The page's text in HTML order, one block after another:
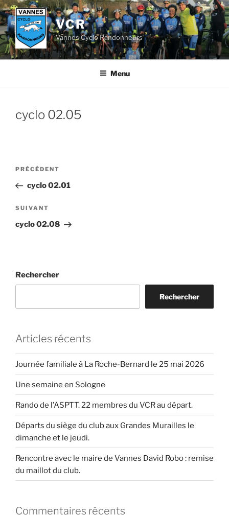
Aller
au
contenu
principal
VCR
Vannes Cyclo Randonneurs
Menu
cyclo 02.05
Navigation
l’article
Article
précédent
PRÉCÉDENT
cyclo 02.01
Article
suivant
SUIVANT
cyclo 02.08
Rechercher
Rechercher
Articles récents
Journée familiale à La Roche-Bernard le 25 mai 2026
Une semaine en Sologne
Rando de l’ASPTT. 22 membres du VCR au départ.
Départs du siège du club aux Grandes Murailles le
dimanche et le jeudi.
Rencontre avec le maire de Vannes David Robo : remise
du maillot du club.
Commentaires récents